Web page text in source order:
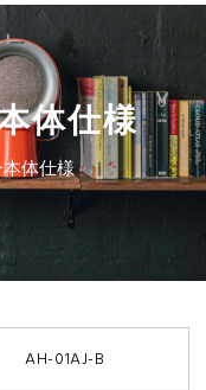
体仕様
体仕様
AH-01AJ-B